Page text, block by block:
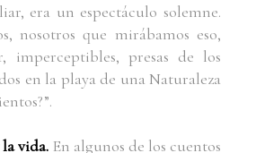
era un espectáculo solemne.
nosotros que mirábamos eso,
imperceptibles, presas de los
en la playa de una Naturaleza
vida. En algunos de los cuentos